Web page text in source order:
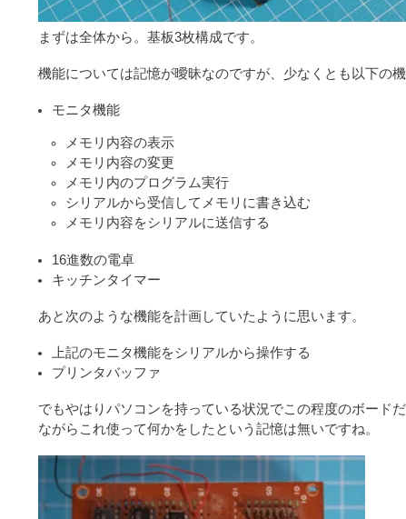
まずは全体から。基板3枚構成です。
機能については記憶が曖昧なのですが、少なくとも以下の
モニタ機能
メモリ内容の表示
メモリ内容の変更
メモリ内のプログラム実行
シリアルから受信してメモリに書き込む
メモリ内容をシリアルに送信する
16進数の電卓
キッチンタイマー
あと次のような機能を計画していたように思います。
上記のモニタ機能をシリアルから操作する
プリンタバッファ
でもやはりパソコンを持っている状況でこの程度のボード
ながらこれ使って何かをしたという記憶は無いですね。